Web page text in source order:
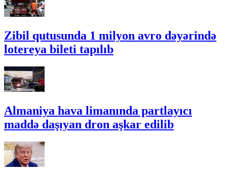
Zibil qutusunda 1 milyon avro dəyərində
lotereya bileti tapılıb
Almaniya hava limanında partlayıcı
maddə daşıyan dron aşkar edilib